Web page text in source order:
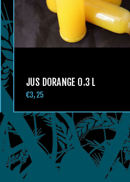
JUS DORANGE 0.3 L
€3,25